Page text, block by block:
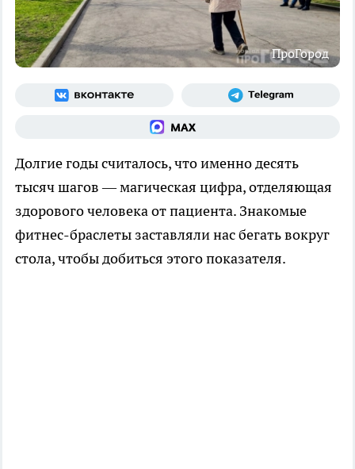
ПроГород
Долгие годы считалось, что именно десять
тысяч шагов — магическая цифра, отделяющая
здорового человека от пациента. Знакомые
фитнес-браслеты заставляли нас бегать вокруг
стола, чтобы добиться этого показателя.